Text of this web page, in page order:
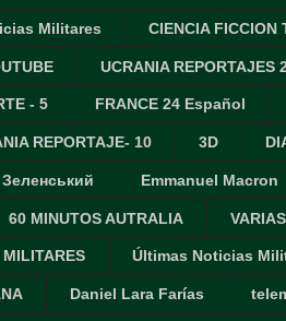
Militares CIENCIA FICCION
UCRANIA REPORTAJES
- 5 FRANCE 24 Español
REPORTAJE- 10 3D
Emmanuel Macron
60 MINUTOS AUTRALIA
Últimas Noticias
Daniel Lara Farías